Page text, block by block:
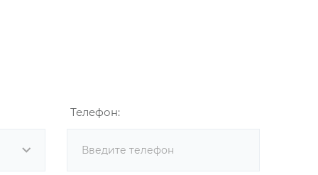
Телефон: